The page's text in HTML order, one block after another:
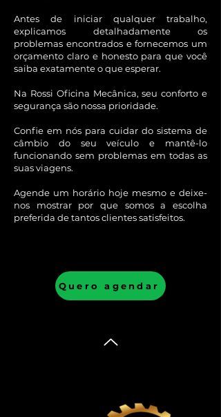
Antes de iniciar qualquer trabalho,
explicamos detalhadamente os
problemas encontrados e fornecemos um
orçamento claro e honesto para que você
saiba exatamente o que esperar.
Na Rossi Oficina Mecânica, seu conforto e
segurança são nossa prioridade.
Confie em nós para cuidar do sistema de
câmbio do seu veículo e mantê-lo
funcionando sem problemas em todas as
suas viagens.
Agende um horário hoje mesmo e deixe-
nos mostrar por que somos a escolha
preferida de tantos clientes satisfeitos.
Quero agendar